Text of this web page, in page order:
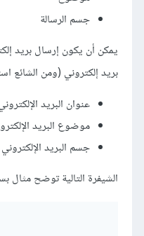
جسم الرسالة
يمكن أن يكون إرسال بريد
بريد إلكتروني (ومن الشائع
عنوان البريد
موضوع البريد
جسم البريد
الشيفرة التالية توضح مثال